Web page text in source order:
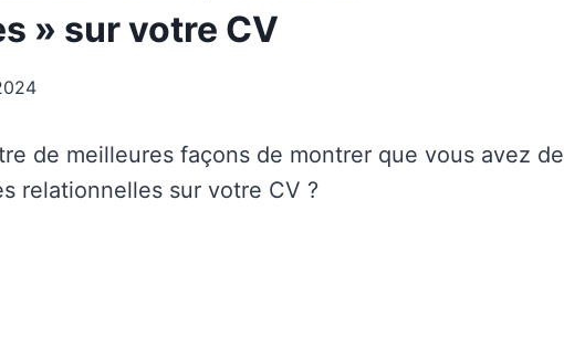
» sur votre CV
de meilleures façons de montrer que vous avez de
relationnelles sur votre CV ?